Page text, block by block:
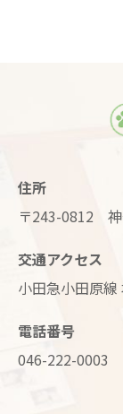
住所
〒243-0812 神
交通アクセス
小田急小田原
電話番号
046-222-0003